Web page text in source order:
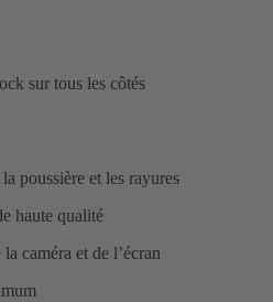
sur tous les côtés
poussière et les rayures
haute qualité
caméra et de l’écran